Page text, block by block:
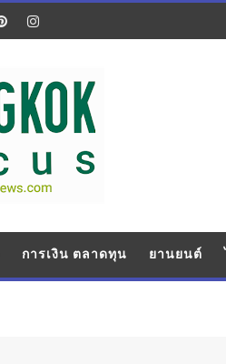
การเงิน ตลาดทุน ยานยนต์